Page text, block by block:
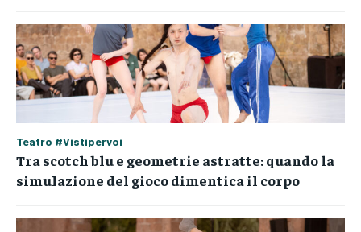
Teatro #Vistipervoi
Tra scotch blu e geometrie astratte: quando la
simulazione del gioco dimentica il corpo